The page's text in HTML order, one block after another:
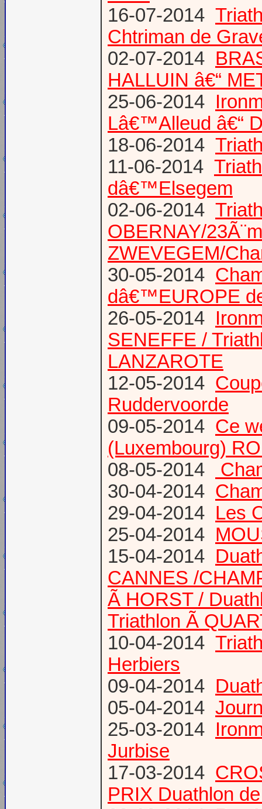
16-07-2014
Chtriman de
02-07-2014
HALLUIN â€“
25-06-2014
Lâ€™Alleud â€“
18-06-2014
11-06-2014
dâ€™Elsegem
02-06-2014
OBERNAY/
ZWEVEGEM/
30-05-2014
dâ€™EUROPE
26-05-2014
SENEFFE /
LANZAROTE
12-05-2014
Ruddervoorde
09-05-2014 Ce
(Luxembourg)
08-05-2014
30-04-2014
29-04-2014 Les
25-04-2014
15-04-2014
CANNES /
Ã HORST /
Triathlon Ã
10-04-2014
Herbiers
09-04-2014
05-04-2014
25-03-2014
Jurbise
17-03-2014
PRIX Duathlon